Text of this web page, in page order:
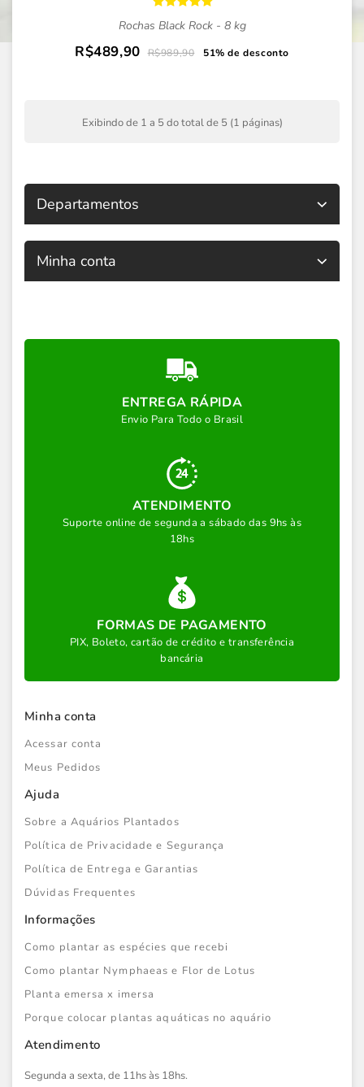
Rochas Black Rock - 8 kg
R$489,90 R$989,90 51% de desconto
Exibindo de 1 a 5 do total de 5 (1 páginas)
Departamentos
Minha conta
ENTREGA RÁPIDA
Envio Para Todo o Brasil
ATENDIMENTO
Suporte online de segunda a sábado das 9hs às
18hs
FORMAS DE PAGAMENTO
PIX, Boleto, cartão de crédito e transferência
bancária
Minha conta
Acessar conta
Meus Pedidos
Ajuda
Sobre a Aquários Plantados
Política de Privacidade e Segurança
Política de Entrega e Garantias
Dúvidas Frequentes
Informações
Como plantar as espécies que recebi
Como plantar Nymphaeas e Flor de Lotus
Planta emersa x imersa
Porque colocar plantas aquáticas no aquário
Atendimento
Segunda a sexta, de 11hs às 18hs.